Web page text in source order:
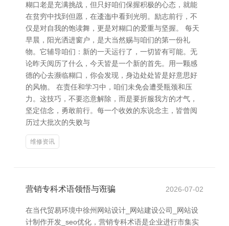
糊口老是充满挑战，但只好咱们保握积极的心态，就能
在贫穷中找到但愿，在逶迤中看到光明。励志前行，不
仅是对自我的饱读舞，更是对糊口的爱重与坚握。 每天
早晨，阳光洒进窗户，是大当然赐与咱们的第一份礼
物。它辅导咱们：新的一天运行了，一切皆有可能。无
论昨天阅历了什么，今天皆是一个新的首先。用一颗感
德的心去濒临糊口，你会发现，身边处处皆是好意思好
的风物。 在责任和学习中，咱们未免会遭受瓶颈和压
力。这技巧，不要恣意解除，而是要折服我方的才气，
坚定信念，勇敢前行。每一个收效的东说念主，皆曾阅
历过大批次的失败与
维修资讯
营销专科术语领悟与诳骗 2026-07-02
在当代贸易环境中徐州网站设计_网站建设公司_网站设
计制作开发_seo优化，营销专科术语是企业进行市集实